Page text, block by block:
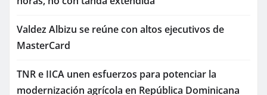
Valdez Albizu se reúne con altos ejecutivos de
MasterCard
TNR e IICA unen esfuerzos para potenciar la
modernización agrícola en República Dominicana